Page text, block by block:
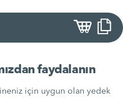
faydalanın
için uygun olan yedek